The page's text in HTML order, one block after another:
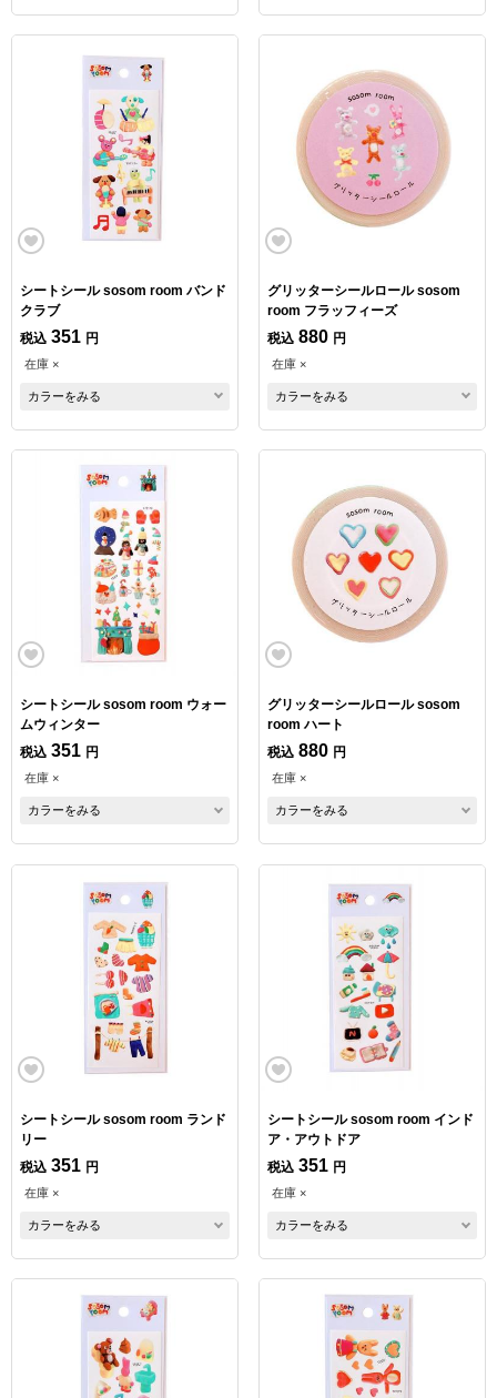
シートシール sosom room バンド
クラブ
税込 351 円
在庫 ×
カラーをみる
グリッターシールロール sosom
room フラッフィーズ
税込 880 円
在庫 ×
カラーをみる
シートシール sosom room ウォー
ムウィンター
税込 351 円
在庫 ×
カラーをみる
グリッターシールロール sosom
room ハート
税込 880 円
在庫 ×
カラーをみる
シートシール sosom room ランド
リー
税込 351 円
在庫 ×
カラーをみる
シートシール sosom room インド
ア・アウトドア
税込 351 円
在庫 ×
カラーをみる